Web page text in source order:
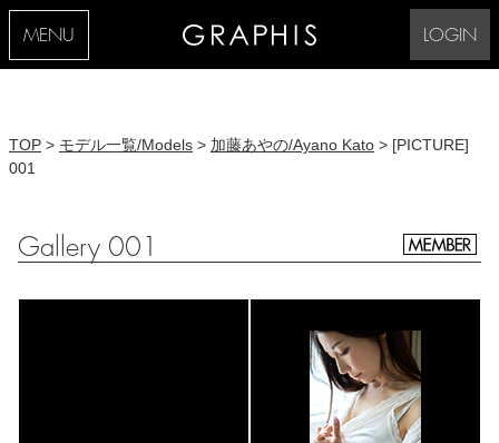
MENU LOGIN
TOP > モデル一覧/Models > 加藤あやの/Ayano Kato > [PICTURE]
001
Gallery 001